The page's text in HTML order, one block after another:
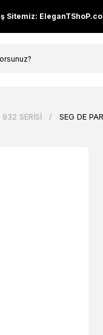
Sitemiz:
932 SERİSİ SEG DE